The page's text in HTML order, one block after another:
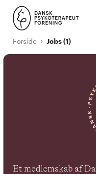
Forside Jobs (1)
Et medlemskab af